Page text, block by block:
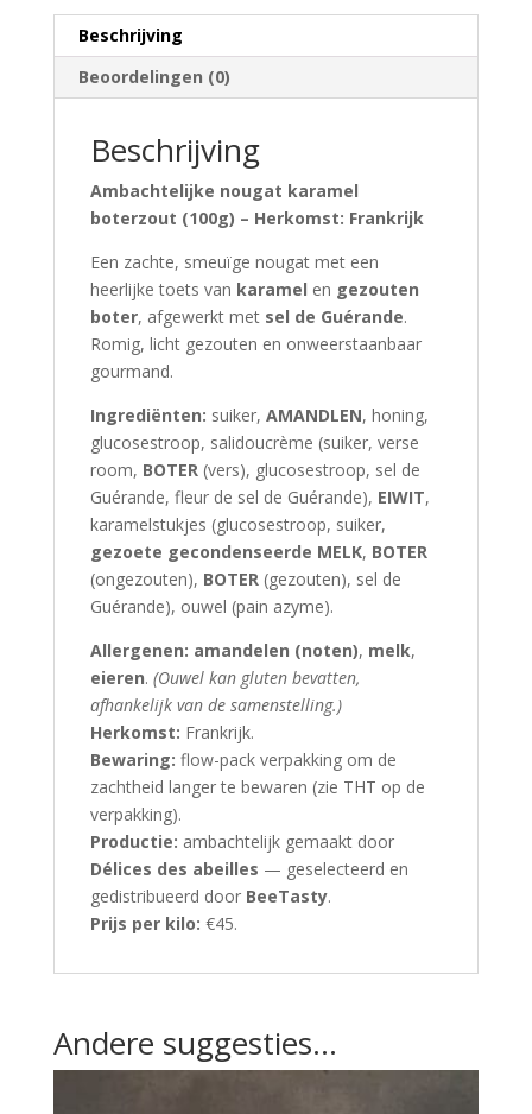
Beschrijving
Beoordelingen (0)
Beschrijving
Ambachtelijke nougat karamel
boterzout (100g) – Herkomst: Frankrijk
Een zachte, smeuïge nougat met een
heerlijke toets van karamel en gezouten
boter, afgewerkt met sel de Guérande.
Romig, licht gezouten en onweerstaanbaar
gourmand.
Ingrediënten: suiker, AMANDLEN, honing,
glucosestroop, salidoucrème (suiker, verse
room, BOTER (vers), glucosestroop, sel de
Guérande, fleur de sel de Guérande), EIWIT,
karamelstukjes (glucosestroop, suiker,
gezoete gecondenseerde MELK, BOTER
(ongezouten), BOTER (gezouten), sel de
Guérande), ouwel (pain azyme).
Allergenen: amandelen (noten), melk,
eieren. (Ouwel kan gluten bevatten,
afhankelijk van de samenstelling.)
Herkomst: Frankrijk.
Bewaring: flow-pack verpakking om de
zachtheid langer te bewaren (zie THT op de
verpakking).
Productie: ambachtelijk gemaakt door
Délices des abeilles — geselecteerd en
gedistribueerd door BeeTasty.
Prijs per kilo: €45.
Andere suggesties…